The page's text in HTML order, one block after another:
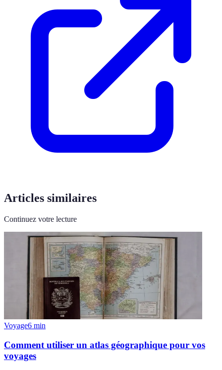
Articles similaires
Continuez votre lecture
Voyage6 min
Comment utiliser un atlas géographique pour vos
voyages